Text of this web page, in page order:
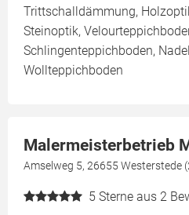
Trittschalldämmung,
Steinoptik,
Schlingenteppichboden,
Wollteppichboden
Malermeisterbetrieb
Amselweg 5, 26655 Westerstede
5 Sterne aus 2